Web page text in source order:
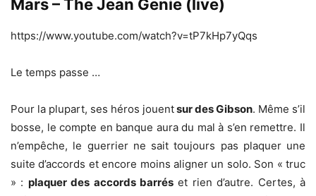
Mars – The Jean Genie (live)
https://www.youtube.com/watch?v=tP7kHp7yQqs
Le temps passe …
Pour la plupart, ses héros jouentsur des Gibson. Même s’il
bosse, le compte en banque aura du mal à s’en remettre. Il
n’empêche, le guerrier ne sait toujours pas plaquer une
suite d’accords et encore moins aligner un solo. Son « truc
» : plaquer des accords barrés et rien d’autre. Certes, à